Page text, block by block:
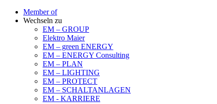
Member of
Wechseln zu
EM – GROUP
Elektro Maier
EM – green ENERGY
EM – ENERGY Consulting
EM – PLAN
EM – LIGHTING
EM – PROTECT
EM – SCHALTANLAGEN
EM - KARRIERE